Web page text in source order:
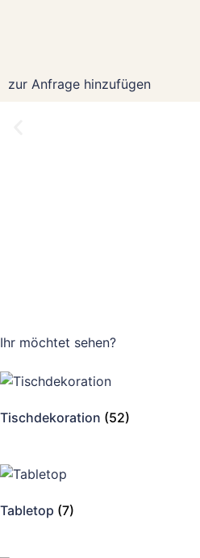
zur Anfrage hinzufügen
Ihr möchtet sehen?
Tischdekoration (52)
Tabletop (7)